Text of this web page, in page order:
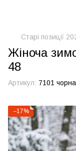
Старі позиції
Жіноча
48
Артикул: 7101
−17%